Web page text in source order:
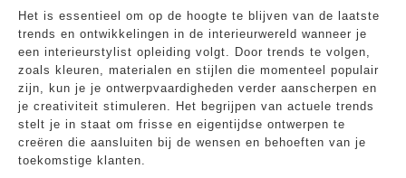
Het is essentieel om op de hoogte te blijven van de laatste
trends en ontwikkelingen in de interieurwereld wanneer je
een interieurstylist opleiding volgt. Door trends te volgen,
zoals kleuren, materialen en stijlen die momenteel populair
zijn, kun je je ontwerpvaardigheden verder aanscherpen en
je creativiteit stimuleren. Het begrijpen van actuele trends
stelt je in staat om frisse en eigentijdse ontwerpen te
creëren die aansluiten bij de wensen en behoeften van je
toekomstige klanten.